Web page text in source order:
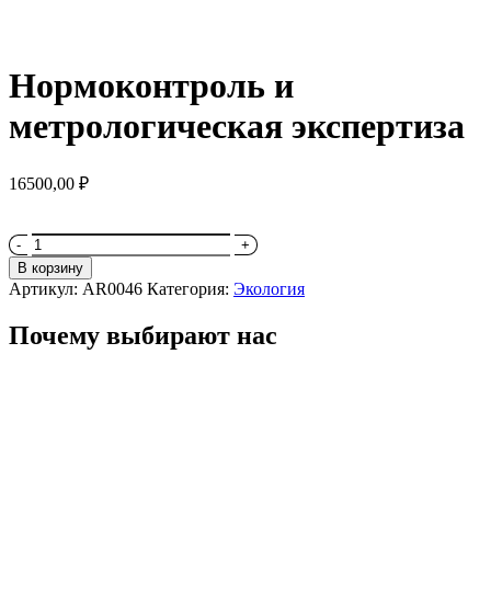
Нормоконтроль и
метрологическая экспертиза
16500,00 ₽
Количество
товара
Нормоконтроль
метрологическая
экспертиза
В корзину
Артикул: AR0046 Категория: Экология
Почему выбирают нас